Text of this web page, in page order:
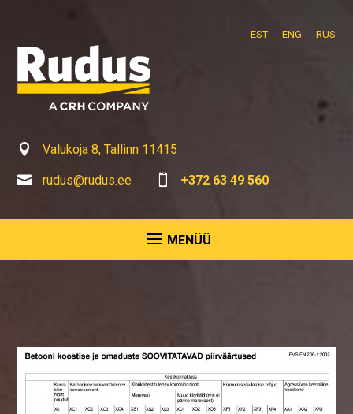
EST ENG RUS
 Valukoja 8, Tallinn 11415
 rudus@rudus.ee  +372 63 49 560